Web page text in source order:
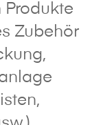
Produkte
Zubehör